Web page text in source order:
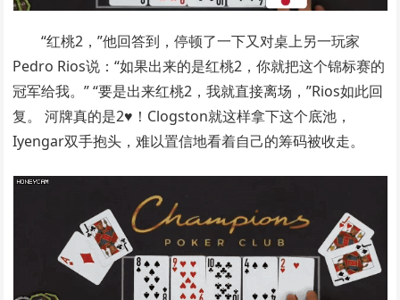
“红桃2，”他回答到，停顿了一下又对桌上另一玩家
Pedro Rios说：“如果出来的是红桃2，你就把这个锦标赛的
冠军给我。” “要是出来红桃2，我就直接离场，”Rios如此回
复。 河牌真的是2♥！Clogston就这样拿下这个底池，
Iyengar双手抱头，难以置信地看着自己的筹码被收走。